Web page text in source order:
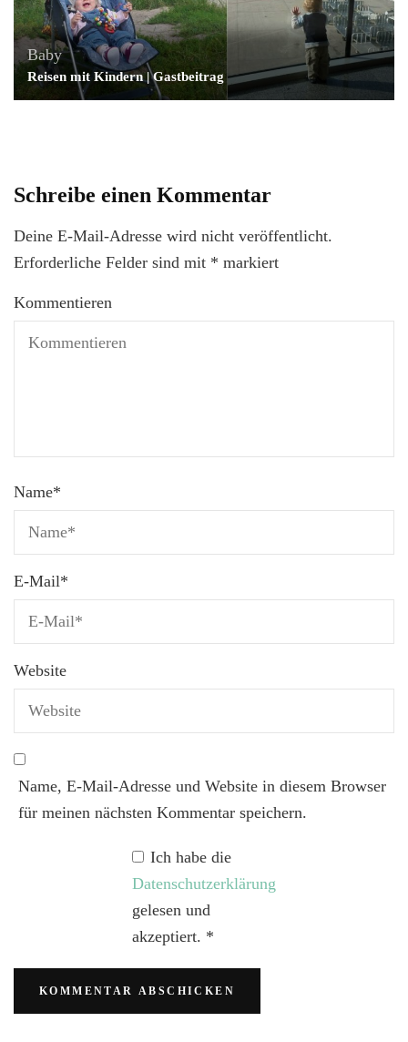
Baby
Reisen mit Kindern | Gastbeitrag
Schreibe einen Kommentar
Deine E-Mail-Adresse wird nicht veröffentlicht.
Erforderliche Felder sind mit * markiert
Kommentieren
Name*
E-Mail*
Website
Name, E-Mail-Adresse und Website in diesem Browser
für meinen nächsten Kommentar speichern.
Ich habe die
Datenschutzerklärung
gelesen und
akzeptiert. *